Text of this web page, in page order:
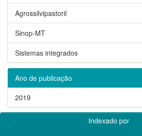
Agrossilvipastoril
Sinop-MT
Sistemas integrados
Ano de publicação
2019
Indexado por